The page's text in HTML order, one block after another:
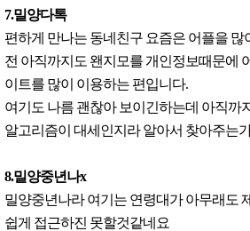
7.밀양다톡
편하게 만나는 동네친구 요즘은 어플을 많
전 아직까지도 왠지모를 개인정보때문에
이트를 많이 이용하는 편입니다.
여기도 나름 괜찮아 보이긴하는데 아직까
알고리즘이 대세인지라 알아서 찾아주는
8.밀양중년나x
밀양중년나라 여기는 연령대가 아무래도
쉽게 접근하진 못할것같네요